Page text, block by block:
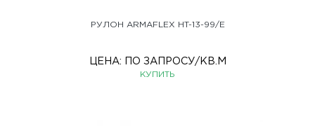
РУЛОН ARMAFLEX HT-13-99/E
ЦЕНА: ПО ЗАПРОСУ/КВ.М
КУПИТЬ